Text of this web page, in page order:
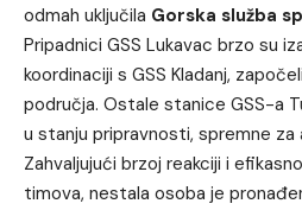
odmah uključila Gorska služba
Pripadnici GSS Lukavac brzo su
koordinaciji s GSS Kladanj,
područja. Ostale stanice GSS-a
u stanju pripravnosti, spremne za
Zahvaljujući brzoj reakciji i
timova, nestala osoba je